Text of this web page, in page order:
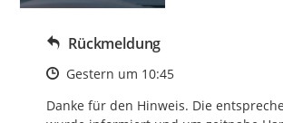
Rückmeldung
Zeitpunkt des Erstellens
Gestern um 10:45
Danke für den Hinweis. Die